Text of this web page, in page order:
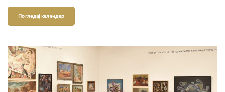
Погледај календар